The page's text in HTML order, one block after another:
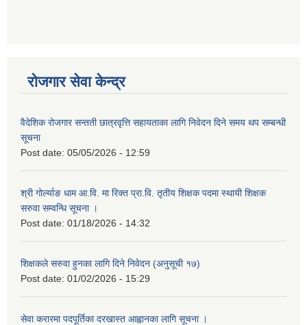
रोजगार सेवा केन्द्र
वैदेशिक रोजगार सन्तती छात्रवृत्ति सहायताका लागि निवेदन दिने समय थप सम्बन्धी
सूचना
Post date: 05/05/2026 - 12:59
श्री गोर्ल्याङ धाम आ.वि. मा रिक्त प्रा.वि. तृतीय शिक्षक पदमा स्थायी शिक्षक
सरुवा सम्वन्धि सूचना ।
Post date: 01/18/2026 - 14:32
शिक्षकले सरुवा हुनका लागि दिने निवेदन (अनुसूची १७)
Post date: 01/02/2026 - 15:29
सेवा करारमा पदपूर्तिका दरखास्त आह्वानका लागि सूचना ।